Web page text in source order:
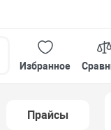
Избранное
Прайсы